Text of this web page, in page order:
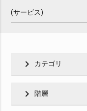
chevron_right カテゴリ
chevron_right 階層